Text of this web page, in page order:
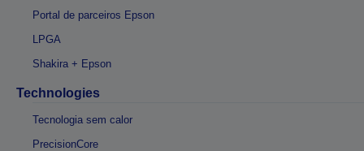
Portal de parceiros Epson
LPGA
Shakira + Epson
Technologies
Tecnologia sem calor
PrecisionCore